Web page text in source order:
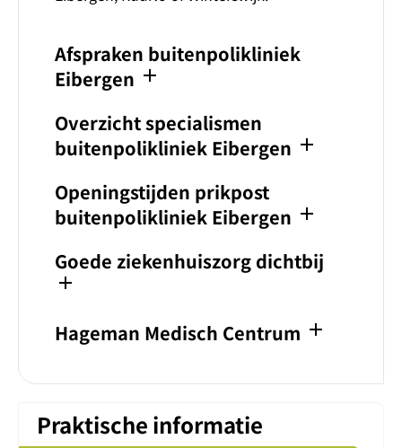
Afspraken buitenpolikliniek
Eibergen add
Overzicht specialismen
buitenpolikliniek Eibergen add
Openingstijden prikpost
buitenpolikliniek Eibergen add
Goede ziekenhuiszorg dichtbij
add
Hageman Medisch Centrum add
Praktische informatie